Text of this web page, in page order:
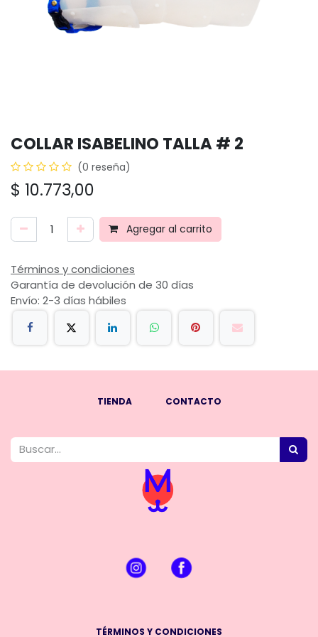
COLLAR ISABELINO TALLA # 2
(0 reseña)
$ 10.773,00
Agregar al carrito
Términos y condiciones
Garantía de devolución de 30 días
Envío: 2-3 días hábiles
TIENDA CONTACTO
TÉRMINOS Y CONDICIONES